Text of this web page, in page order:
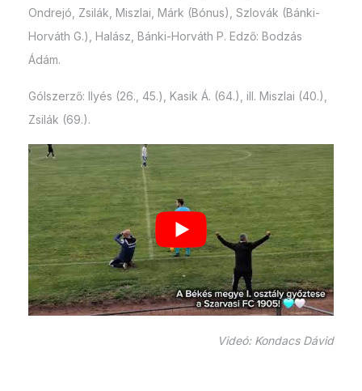
Ondrejó, Zsilák, Miszlai, Márk (Bónus), Szlovák (Bánki-
Horváth G.), Halász, Bánki-Horváth P. Edző: Bodzás
Ádám.
Gólszerző: Ilyés (26., 45.), Kasik Á. (64.), ill. Miszlai (40.),
Zsilák (69.).
Videó: Kondacs Dávid